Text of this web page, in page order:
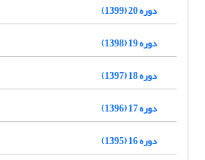
دوره 20 (1399)
دوره 19 (1398)
دوره 18 (1397)
دوره 17 (1396)
دوره 16 (1395)